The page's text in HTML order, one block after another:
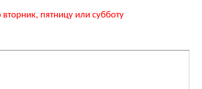
вторник, пятницу или субботу